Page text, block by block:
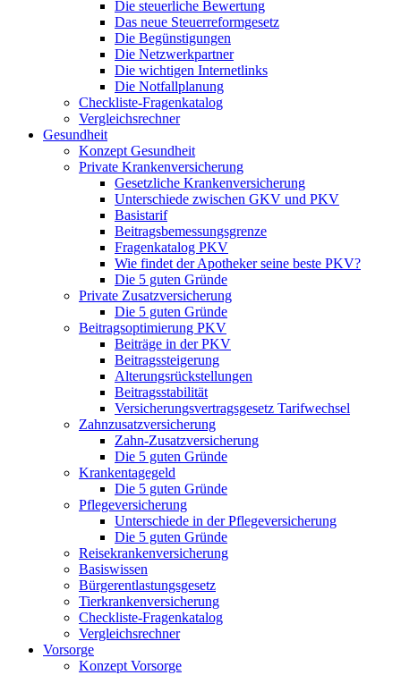
Die steuerliche Bewertung
Das neue Steuerreformgesetz
Die Begünstigungen
Die Netzwerkpartner
Die wichtigen Internetlinks
Die Notfallplanung
Checkliste-Fragenkatalog
Vergleichsrechner
Gesundheit
Konzept Gesundheit
Private Krankenversicherung
Gesetzliche Krankenversicherung
Unterschiede zwischen GKV und PKV
Basistarif
Beitragsbemessungsgrenze
Fragenkatalog PKV
Wie findet der Apotheker seine beste PKV?
Die 5 guten Gründe
Private Zusatzversicherung
Die 5 guten Gründe
Beitragsoptimierung PKV
Beiträge in der PKV
Beitragssteigerung
Alterungsrückstellungen
Beitragsstabilität
Versicherungsvertragsgesetz Tarifwechsel
Zahnzusatzversicherung
Zahn-Zusatzversicherung
Die 5 guten Gründe
Krankentagegeld
Die 5 guten Gründe
Pflegeversicherung
Unterschiede in der Pflegeversicherung
Die 5 guten Gründe
Reisekrankenversicherung
Basiswissen
Bürgerentlastungsgesetz
Tierkrankenversicherung
Checkliste-Fragenkatalog
Vergleichsrechner
Vorsorge
Konzept Vorsorge